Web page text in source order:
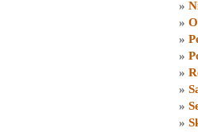
»
»
»
»
»
»
»
»